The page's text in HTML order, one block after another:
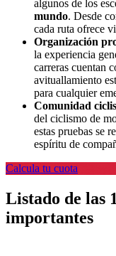
algunos de los
mundo. Desde
cada ruta ofrece
Organización
la experiencia
carreras cuentan
avituallamiento
para cualquier
Comunidad
del ciclismo de
estas pruebas se
espíritu de
Calcula tu cuota
Listado de las
importantes